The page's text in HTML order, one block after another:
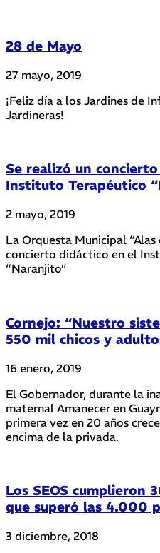
28 de Mayo
27 mayo, 2019
¡Feliz día a los Jardines de
Jardineras!
Se realizó un
Instituto Terapéutico
2 mayo, 2019
La Orquesta Municipal
concierto didáctico en el
“Naranjito”
Cornejo: “Nuestro
550 mil chicos y
16 enero, 2019
El Gobernador, durante la
maternal Amanecer en
primera vez en 20 años
encima de la privada.
Los SEOS cumplieron
que superó las 4.000
3 diciembre, 2018